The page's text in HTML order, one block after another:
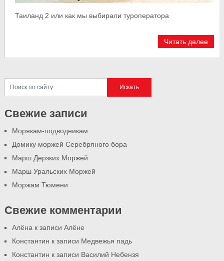
Таиланд 2 или как мы выбирали туроператора
Читать далее
Свежие записи
Морякам-подводникам
Домику моржей Серебряного бора
Марш Дерзких Моржей
Марш Уральских Моржей
Моржам Тюмени
Свежие комментарии
Алёна к записи Алёне
Константин к записи Медвежья падь
Константин к записи Василий Небензя